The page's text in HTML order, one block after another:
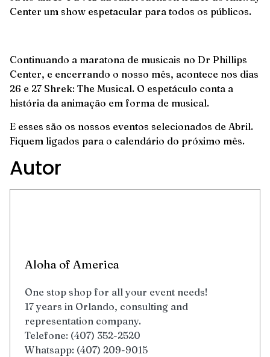
Center um show espetacular para todos os públicos.
Continuando a maratona de musicais no Dr Phillips
Center, e encerrando o nosso mês, acontece nos dias
26 e 27 Shrek: The Musical. O espetáculo conta a
história da animação em forma de musical.
E esses são os nossos eventos selecionados de Abril.
Fiquem ligados para o calendário do próximo mês.
Autor
Aloha of America
One stop shop for all your event needs!
17 years in Orlando, consulting and
representation company.
Telefone: (407) 352-2520
Whatsapp: (407) 209-9015